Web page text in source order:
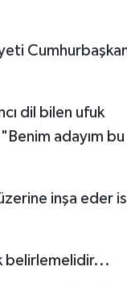
dil bilen ufuk
adayım bu
inşa eder
belirlemelidir...